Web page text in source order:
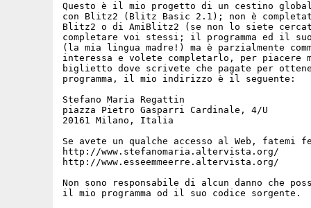
Questo è il mio progetto di un cestino
con Blitz2 (Blitz Basic 2.1); non è
Blitz2 o di AmiBlitz2 (se non lo siete
completare voi stessi; il programma ed il
(la mia lingua madre!) ma è parzialmente
interessa e volete completarlo, per piacere
biglietto dove scrivete che pagate per
programma, il mio indirizzo è il seguente:
Stefano Maria Regattin
piazza Pietro Gasparri Cardinale, 4/U
20161 Milano, Italia
Se avete un qualche accesso al Web,
http://www.stefanomaria.altervista.org/
http://www.esseemmeerre.altervista.org/
Non sono responsabile di alcun danno che
il mio programma od il suo codice sorgente.